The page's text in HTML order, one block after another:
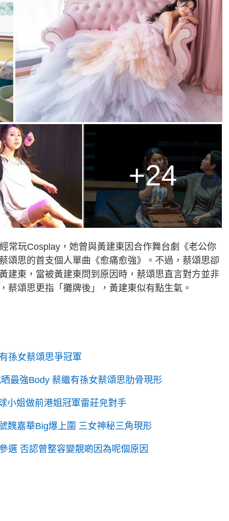
+24
常玩Cosplay，她曾與黃建東因合作舞台劇《老公你
頌思的首支個人單曲《愈痛愈強》。不過，蔡頌思卻
建東，當被黃建東問到原因時，蔡頌思直言對方並非
蔡頌思更指「攤牌後」，黃建東似有點生氣。
孫女蔡頌思爭冠軍
最強Body 蔡繼有孫女蔡頌思肋骨現形
小姐做前港姐冠軍雷莊𠒇對手
魏嘉華Big爆上圍 三女神秘三角現形
選 否認曾整容變靚啲因為呢個原因